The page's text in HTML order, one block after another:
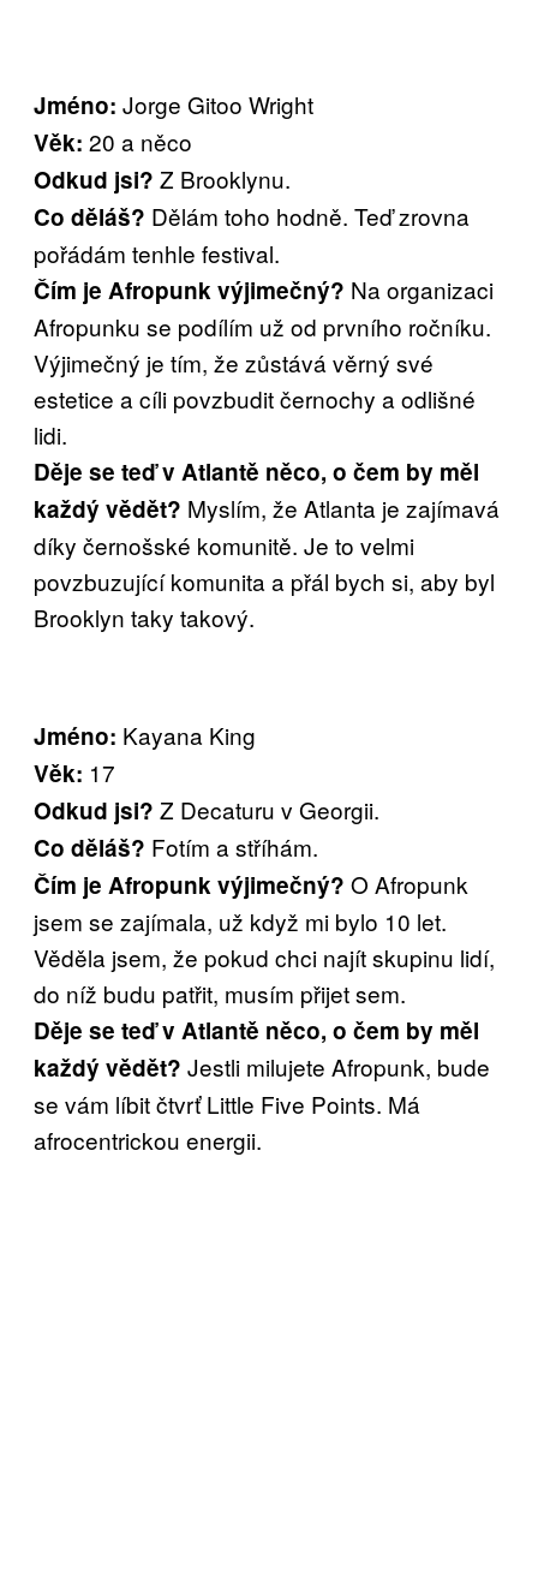
Jméno: Jorge Gitoo Wright
Věk: 20 a něco
Odkud jsi? Z Brooklynu.
Co děláš? Dělám toho hodně. Teď zrovna
pořádám tenhle festival.
Čím je Afropunk výjimečný? Na organizaci
Afropunku se podílím už od prvního ročníku.
Výjimečný je tím, že zůstává věrný své
estetice a cíli povzbudit černochy a odlišné
lidi.
Děje se teď v Atlantě něco, o čem by měl
každý vědět? Myslím, že Atlanta je zajímavá
díky černošské komunitě. Je to velmi
povzbuzující komunita a přál bych si, aby byl
Brooklyn taky takový.
Jméno: Kayana King
Věk: 17
Odkud jsi? Z Decaturu v Georgii.
Co děláš? Fotím a stříhám.
Čím je Afropunk výjimečný? O Afropunk
jsem se zajímala, už když mi bylo 10 let.
Věděla jsem, že pokud chci najít skupinu lidí,
do níž budu patřit, musím přijet sem.
Děje se teď v Atlantě něco, o čem by měl
každý vědět? Jestli milujete Afropunk, bude
se vám líbit čtvrť Little Five Points. Má
afrocentrickou energii.